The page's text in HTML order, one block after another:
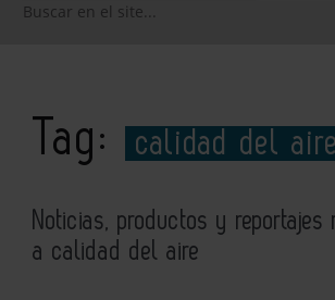
Tag: calidad del aire
Noticias, productos y reportajes
a calidad del aire